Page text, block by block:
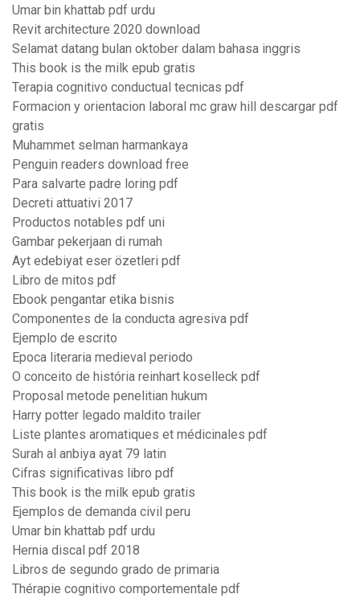
Umar bin khattab pdf urdu
Revit architecture 2020 download
Selamat datang bulan oktober dalam bahasa inggris
This book is the milk epub gratis
Terapia cognitivo conductual tecnicas pdf
Formacion y orientacion laboral mc graw hill descargar pdf
gratis
Muhammet selman harmankaya
Penguin readers download free
Para salvarte padre loring pdf
Decreti attuativi 2017
Productos notables pdf uni
Gambar pekerjaan di rumah
Ayt edebiyat eser özetleri pdf
Libro de mitos pdf
Ebook pengantar etika bisnis
Componentes de la conducta agresiva pdf
Ejemplo de escrito
Epoca literaria medieval periodo
O conceito de história reinhart koselleck pdf
Proposal metode penelitian hukum
Harry potter legado maldito trailer
Liste plantes aromatiques et médicinales pdf
Surah al anbiya ayat 79 latin
Cifras significativas libro pdf
This book is the milk epub gratis
Ejemplos de demanda civil peru
Umar bin khattab pdf urdu
Hernia discal pdf 2018
Libros de segundo grado de primaria
Thérapie cognitivo comportementale pdf